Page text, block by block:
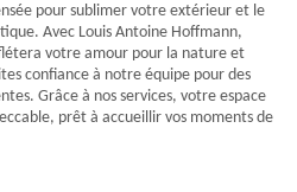
pour sublimer votre extérieur et le
Avec Louis Antoine Hoffmann,
votre amour pour la nature et
confiance à notre équipe pour des
Grâce à nos services, votre espace
prêt à accueillir vos moments de